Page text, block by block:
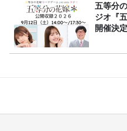
五等分
ジオ『
開催決定